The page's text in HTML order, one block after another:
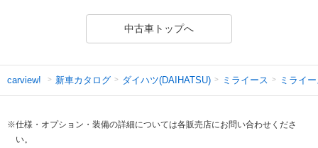
中古車トップへ
carview! 新車カタログ ダイハツ(DAIHATSU) ミライース ミライ
※仕様・オプション・装備の詳細については各販売店にお問い合わせくださ
い。